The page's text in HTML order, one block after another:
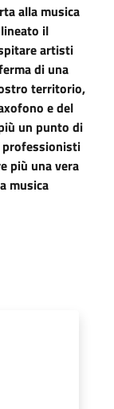
alla musica
il
artisti
di una
territorio,
e del
un punto di
professionisti
più una vera
musica